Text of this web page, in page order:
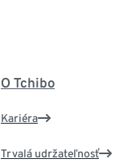
O Tchibo
Kariéra
Trvalá udržateľnosť